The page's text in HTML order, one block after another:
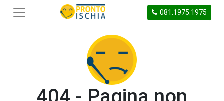
081.1975.1975